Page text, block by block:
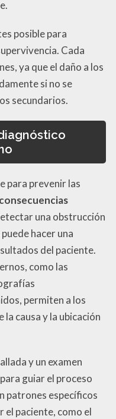
posible para
Cada
ya que el daño a los
si no se
secundarios.
para prevenir las
una obstrucción
hacer una
del paciente.
como las
permiten a los
causa y la ubicación
y un examen
guiar el proceso
patrones específicos
el paciente, como el